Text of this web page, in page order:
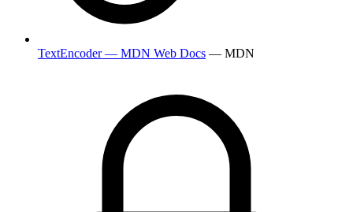
TextEncoder — MDN Web Docs — MDN